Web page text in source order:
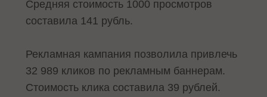
Средняя стоимость 1000 просмотров
составила 141 рубль.
Рекламная кампания позволила привлечь
32 989 кликов по рекламным баннерам.
Стоимость клика составила 39 рублей.